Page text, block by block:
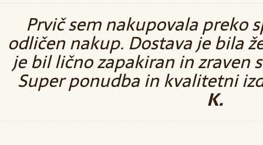
Prvič sem nakupovala preko
odličen nakup. Dostava je bila
je bil lično zapakiran in zraven
Super ponudba in kvalitetni
K.